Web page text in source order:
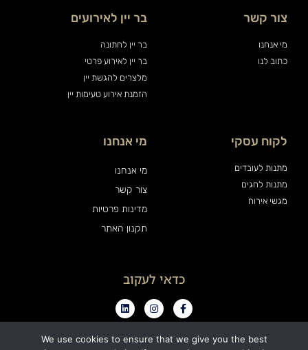
צור קשר
מי אנחנו
כתוב לנו
בר יין לאירועים
בר יין לחתונה
בר יין לאירוע פרטי
מלצרים להגשת יין
הזמנת אירוע טעימות יין
לקוח עסקי
מתנות לעובדים
מתנות לחגים
מגשי אירוח
מי אנחנו
מי אנחנו
צור קשר
מדינות פרטיות
תקנון האתר
כדאי לעקוב
We use cookies to ensure that we give you the best